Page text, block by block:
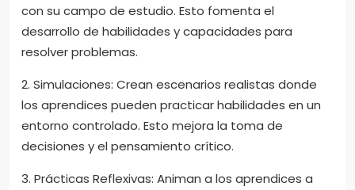
con su campo de estudio. Esto fomenta el
desarrollo de habilidades y capacidades para
resolver problemas.
2. Simulaciones: Crean escenarios realistas donde
los aprendices pueden practicar habilidades en un
entorno controlado. Esto mejora la toma de
decisiones y el pensamiento crítico.
3. Prácticas Reflexivas: Animan a los aprendices a